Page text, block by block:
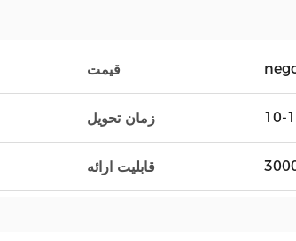
قیمت
زمان تحویل
قابلیت ارائه